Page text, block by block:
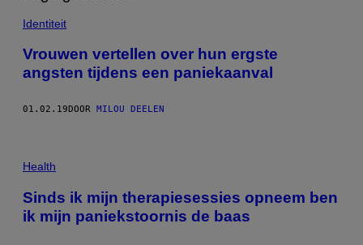
Identiteit
Vrouwen vertellen over hun ergste
angsten tijdens een paniekaanval
01.02.19 DOOR MILOU DEELEN
Health
Sinds ik mijn therapiesessies opneem ben
ik mijn paniekstoornis de baas